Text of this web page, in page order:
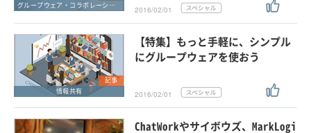
グループウェア・コラボレーション
2016/02/01
記事
情報共有
【特集】もっと手軽に、シンプル
にグループウェアを使おう
2016/02/01
ChatWorkやサイボウズ、MarkLogi